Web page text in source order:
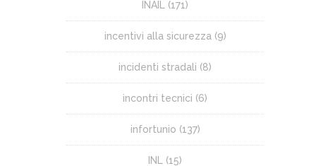
INAIL (171)
incentivi alla sicurezza (9)
incidenti stradali (8)
incontri tecnici (6)
infortunio (137)
INL (15)